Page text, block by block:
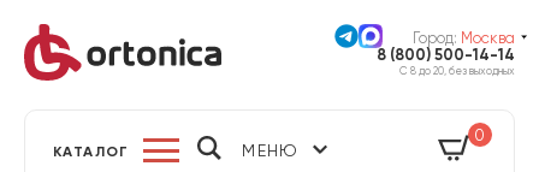
Город: Москва
8 (800) 500-14-14
С 8 до 20, без выходных
КАТАЛОГ МЕНЮ
0